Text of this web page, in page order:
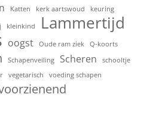
Katten kerk aartswoud keuring
kleinkind Lammertijd
oogst Oude ram ziek
Q-koorts
Schapenveiling Scheren
schooltje
vegetarisch
voeding schapen